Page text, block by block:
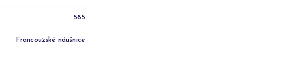
585
Francouzské náušnice